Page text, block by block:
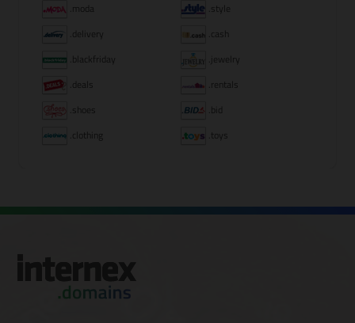
.moda
.style
.delivery
.cash
.blackfriday
.jewelry
.deals
.rentals
.shoes
.bid
.clothing
.toys